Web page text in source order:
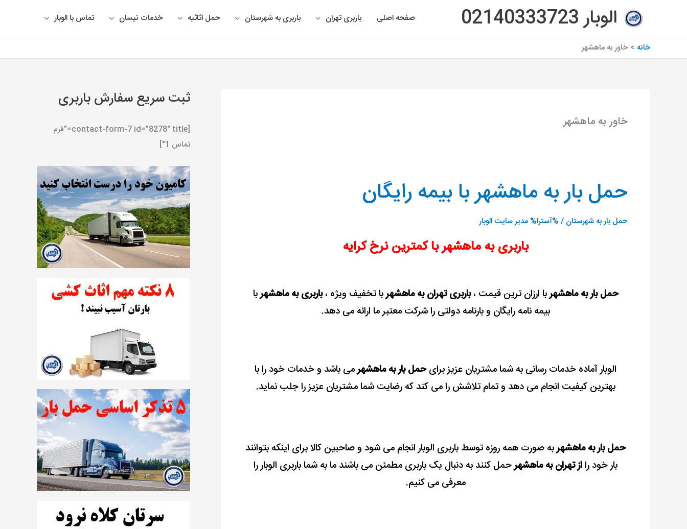
محتوا
الوبار 02140333723 صفحه اصلی باربری تهران باربری به شهرستان حمل اثاثیه خدمات نیسان تماس با الوبار
خانه خاور به ماهشهر
خاور به ماهشهر
حمل بار به ماهشهر با بیمه رایگان
حمل بار به شهرستان / %آسترا% مدیر سایت الوبار
باربری به ماهشهر با کمترین نرخ کرایه
حمل بار به ماهشهربا ارزان ترین قیمت ،باربری تهران به ماهشهربا تخفیف ویژه ،باربری به ماهشهربا
بیمه نامه رایگان و بارنامه دولتی را شرکت معتبر ما ارائه می دهد.
الوبار آماده خدمات رسانی به شما مشتریان عزیز برایحمل بار به ماهشهرمی باشد و خدمات خود را با
بهترین کیفیت انجام می دهد و تمام تلاشش را می کند که رضایت شما مشتریان عزیز را جلب نماید.
حمل بار به ماهشهربه صورت همه روزه توسط باربری الوبار انجام می شود وصاحبین کالا برای اینکه بتوانند
بار خود رااز تهران به ماهشهرحمل کنند به دنبال یک باربری مطمئن می باشند ما به شما باربری الوباررا
معرفی می کنیم.
حمل
بار
ماهشهر
ثبت سریع سفارش باربری
[contact-form-7 id=”8278″ title=”فرم
تماس 1″]